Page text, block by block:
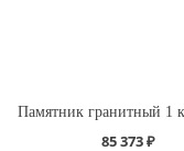
85 373 ₽